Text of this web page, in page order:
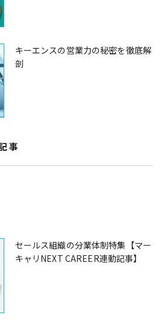
キーエンスの営業力の秘密を徹底解
剖
事
セールス組織の分業体制特集【マー
キャリNEXT CAREER連動記事】